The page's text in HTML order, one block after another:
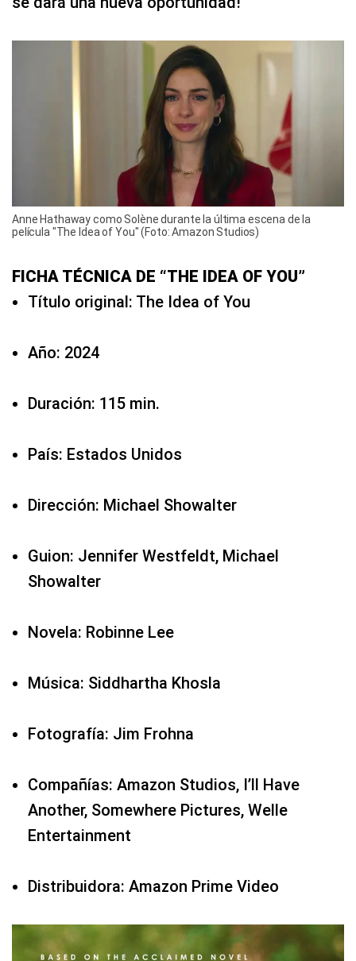
Anne Hathaway como Solène durante la última escena de la
película "The Idea of You" (Foto: Amazon Studios)
FICHA TÉCNICA DE “THE IDEA OF YOU”
Título original: The Idea of You
Año: 2024
Duración: 115 min.
País: Estados Unidos
Dirección: Michael Showalter
Guion: Jennifer Westfeldt, Michael
Showalter
Novela: Robinne Lee
Música: Siddhartha Khosla
Fotografía: Jim Frohna
Compañías: Amazon Studios, I’ll Have
Another, Somewhere Pictures, Welle
Entertainment
Distribuidora: Amazon Prime Video